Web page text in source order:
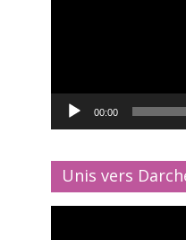
00:00
Unis vers